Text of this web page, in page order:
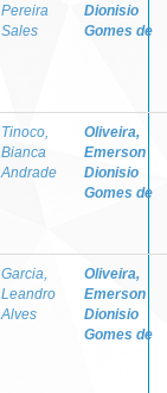
Pereira
Sales
Dionisio
Gomes de
Tinoco,
Bianca
Andrade
Oliveira,
Emerson
Dionisio
Gomes de
Garcia,
Leandro
Alves
Oliveira,
Emerson
Dionisio
Gomes de